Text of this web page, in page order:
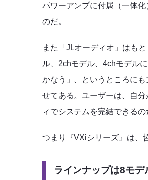
パワーアンプに付属（一体
のだ。
また「JLオーディオ」はも
ル、2chモデル、4chモデル
かなう」、というところに
せてある。ユーザーは、自
ィでシステムを完結できるの
つまり『VXiシリーズ』は、
ラインナップは8モデ